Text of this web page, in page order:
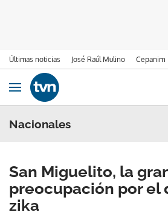
Últimas noticias José Raúl Mulino Cepanim
Ir al contenido
Obrir navegació
Nacionales
San Miguelito, la
preocupación por el
zika